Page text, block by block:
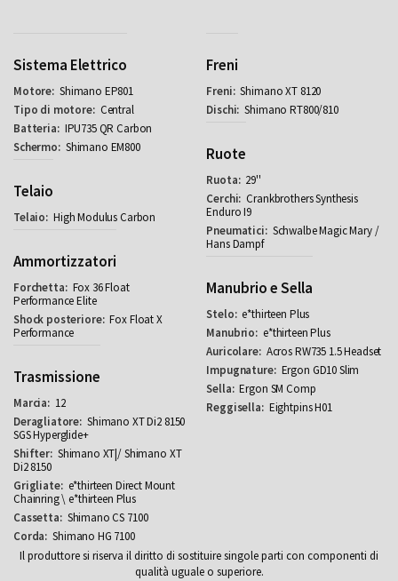
Sistema Elettrico
Shimano EP801
Central
IPU735 QR Carbon
Shimano EM800
Telaio
High Modulus Carbon
Ammortizzatori
Fox 36 Float
Performance Elite
Fox Float X
Performance
Trasmissione
12
Shimano XT Di2 8150
SGS Hyperglide+
Shimano XT|/ Shimano XT
Di2 8150
e*thirteen Direct Mount
Chainring \ e*thirteen Plus
Shimano CS 7100
Shimano HG 7100
Freni
Shimano XT 8120
Shimano RT800/810
Ruote
29''
Crankbrothers Synthesis
Enduro I9
Schwalbe Magic Mary /
Hans Dampf
Manubrio e Sella
e*thirteen Plus
e*thirteen Plus
Acros RW735 1.5 Headset
Ergon GD10 Slim
Ergon SM Comp
Eightpins H01
Il produttore si riserva il diritto di sostituire singole parti con componenti di
qualità uguale o superiore.